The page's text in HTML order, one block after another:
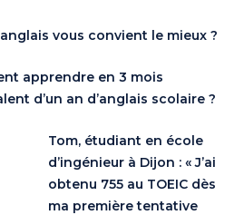
vous convient le mieux ?
apprendre en 3 mois
d’un an d’anglais scolaire ?
Tom, étudiant en école
d’ingénieur à Dijon : « J’ai
obtenu 755 au TOEIC dès
ma première tentative